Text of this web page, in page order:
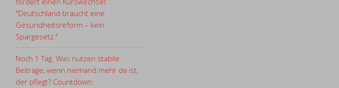
"Deutschland braucht eine
Gesundheitsreform – kein
Spargesetz."
Noch 1 Tag. Was nutzen stabile
Beiträge, wenn niemand mehr da ist,
der pflegt? Countdown: